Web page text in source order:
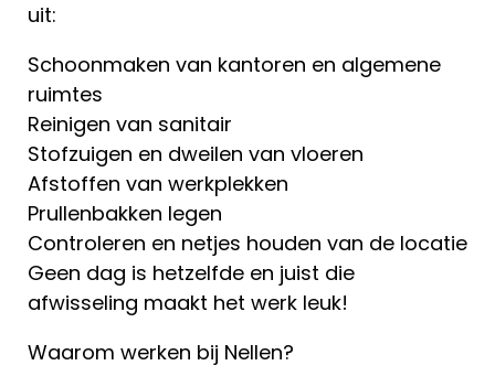
uit:
Schoonmaken van kantoren en algemene
ruimtes
Reinigen van sanitair
Stofzuigen en dweilen van vloeren
Afstoffen van werkplekken
Prullenbakken legen
Controleren en netjes houden van de locatie
Geen dag is hetzelfde en juist die
afwisseling maakt het werk leuk!
Waarom werken bij Nellen?